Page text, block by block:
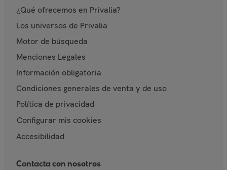
¿Qué ofrecemos en Privalia?
Los universos de Privalia
Motor de búsqueda
Menciones Legales
Información obligatoria
Condiciones generales de venta y de uso
Política de privacidad
Configurar mis cookies
Accesibilidad
Contacta con nosotros